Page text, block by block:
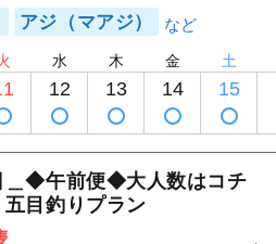
アジ（マアジ）
水
12
木
13
金
14
土
15
＿◆午前便◆大人数はコチ
目釣りプラン